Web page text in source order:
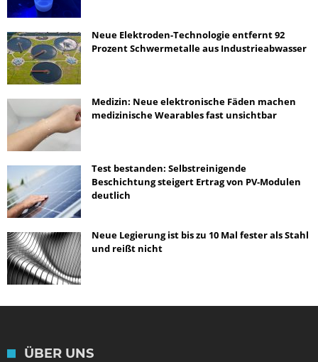
Neue Elektroden-Technologie entfernt 92
Prozent Schwermetalle aus Industrieabwasser
Medizin: Neue elektronische Fäden machen
medizinische Wearables fast unsichtbar
Test bestanden: Selbstreinigende
Beschichtung steigert Ertrag von PV-Modulen
deutlich
Neue Legierung ist bis zu 10 Mal fester als Stahl
und reißt nicht
ÜBER UNS